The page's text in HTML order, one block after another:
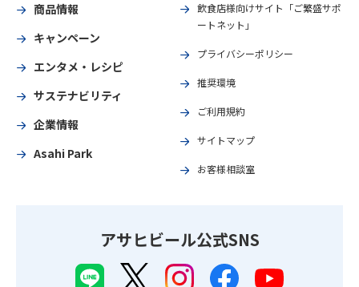
商品情報
キャンペーン
エンタメ・レシピ
サステナビリティ
企業情報
Asahi Park
飲食店様向けサイト「ご繁盛サポ
ートネット」
プライバシーポリシー
推奨環境
ご利用規約
サイトマップ
お客様相談室
アサヒビール公式SNS